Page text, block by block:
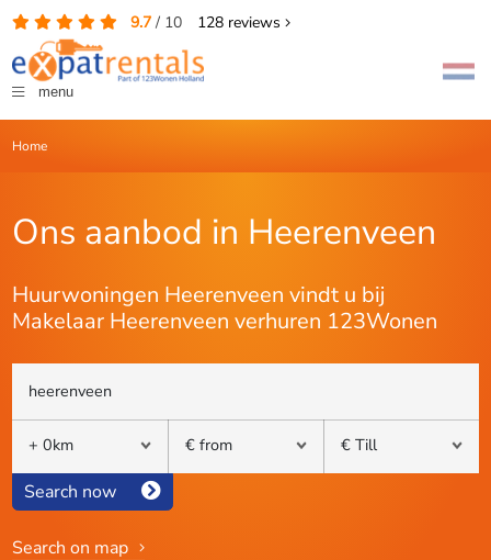
9.7/ 10 128reviews
menu
Home
Ons aanbod in Heerenveen
Huurwoningen Heerenveen vindt u bij
Makelaar Heerenveen verhuren 123Wonen
Search now
Search on map